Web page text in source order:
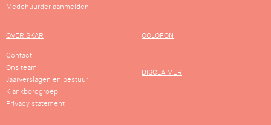
Medehuurder aanmelden
OVER SKAR
Contact
Ons team
Jaarverslagen en bestuur
Klankbordgroep
Privacy statement
COLOFON
DISCLAIMER